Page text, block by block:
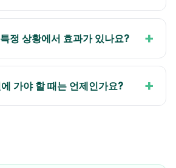
정 상황에서 효과가 있나요? +
가야 할 때는 언제인가요? +